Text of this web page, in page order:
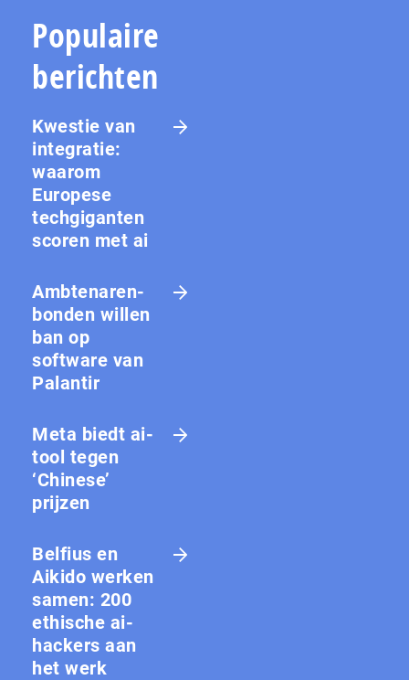
Populaire
berichten
Kwestie van
integratie:
waarom
Europese
techgiganten
scoren met ai
Amb­te­na­ren­
bon­den willen
ban op
software van
Palantir
Meta biedt ai-
tool tegen
‘Chinese’
prijzen
Belfius en
Aikido werken
samen: 200
ethische ai-
hackers aan
het werk